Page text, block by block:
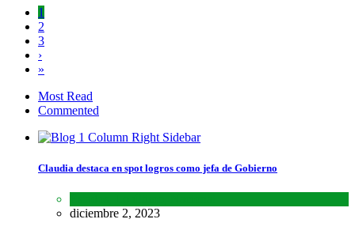
1
2
3
›
»
Most Read
Commented
Claudia destaca en spot logros como jefa de Gobierno
diciembre 2, 2023